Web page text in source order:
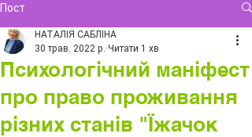
Пост
Психологічний маніфест
про право проживання
різних станів "Їжачок
НАТАЛІЯ САБЛІНА
30 трав. 2022 р. Читати 1 хв